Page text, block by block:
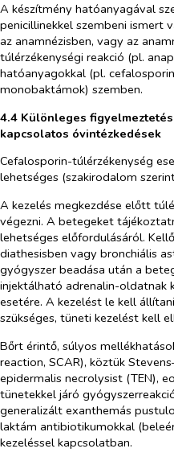
A készítmény hatóanyagával
penicillinekkel szembeni ismert
az anamnézisben, vagy az
túlérzékenységi reakció (pl.
hatóanyagokkal (pl.
monobaktámok) szemben.
4.4 Különleges
kapcsolatos óvintézkedések
Cefalosporin-túlérzékenység
lehetséges (szakirodalom
A kezelés megkezdése előtt
végezni. A betegeket
lehetséges előfordulásáról.
diathesisben vagy bronchiális
gyógyszer beadása után a
injektálható adrenalin-oldatnak
esetére. A kezelést le kell
szükséges, tüneti kezelést kell
Bőrt érintő, súlyos
reaction, SCAR), köztük
epidermalis necrolysist (TEN),
tünetekkel járó
generalizált exanthemás
laktám antibiotikumokkal
kezeléssel kapcsolatban.